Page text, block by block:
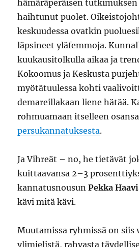
hämäräperäisen
haihtunut puolet.
keskuudessa ovatkin
läpsineet yläfemmoja.
kuukausitolkulla aikaa ja
Kokoomus ja Keskusta
myötätuulessa kohti
demareillakaan liene hätää.
rohmuamaan itselleen
persukannatuksesta.
Ja Vihreät – no, he tietävät
kuittaavansa 2–3
kannatusnousunPekka
kävi mitä kävi.
Muutamissa ryhmissä on siis
ylimielistä, rahvasta